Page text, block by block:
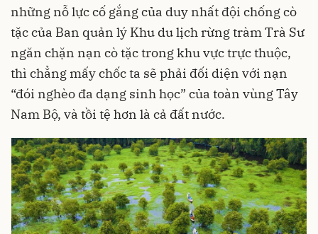
những nỗ lực cố gắng của duy nhất đội chống cò
tặc của Ban quản lý Khu du lịch rừng tràm Trà Sư
ngăn chặn nạn cò tặc trong khu vực trực thuộc,
thì chẳng mấy chốc ta sẽ phải đối diện với nạn
“đói nghèo đa dạng sinh học” của toàn vùng Tây
Nam Bộ, và tồi tệ hơn là cả đất nước.